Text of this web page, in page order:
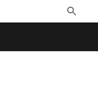
Toggle
Search